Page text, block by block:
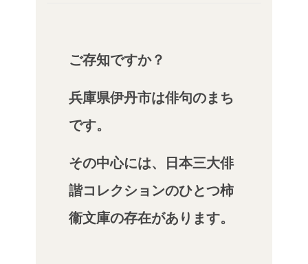
ご存知ですか？
兵庫県伊丹市は俳句のまち
です。
その中心には、日本三大俳
諧コレクションのひとつ柿
衞文庫の存在があります。